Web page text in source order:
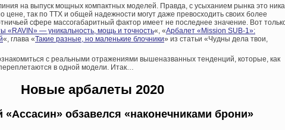
на выпуск мощных компактных моделей. Правда, с усыханием рынка это
цене, так по ТТХ и общей надежности могут даже превосходить своих более
сфере массогабаритный фактор имеет не последнее значение. Вот
«RAVIN» — уникальность, мощь и точность«, «Арбалет «Mission SUB-1»:
«, глава «Такие разные, но маленькие блочники» из статьи «Чудны дела твои,
с реальными отражениями вышеназванных тенденций, которые, как
в одной модели. Итак…
Новые арбалеты 2020
«Ассасин» обзавелся «наконечниками брони»